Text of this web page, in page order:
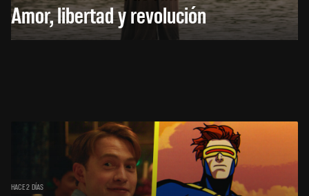
Amor, libertad y revolución
HACE 2 DÍAS